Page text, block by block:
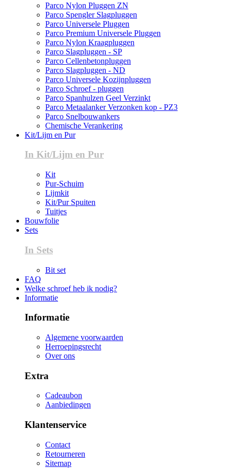
Parco Nylon Pluggen ZN
Parco Spengler Slagpluggen
Parco Universele Pluggen
Parco Premium Universele Pluggen
Parco Nylon Kraagpluggen
Parco Slagpluggen - SP
Parco Cellenbetonpluggen
Parco Slagpluggen - ND
Parco Universele Kozijnpluggen
Parco Schroef - pluggen
Parco Spanhulzen Geel Verzinkt
Parco Metaalanker Verzonken kop - PZ3
Parco Snelbouwankers
Chemische Verankering
Kit/Lijm en Pur
In Kit/Lijm en Pur
Kit
Pur-Schuim
Lijmkit
Kit/Pur Spuiten
Tuitjes
Bouwfolie
Sets
In Sets
Bit set
FAQ
Welke schroef heb ik nodig?
Informatie
Informatie
Algemene voorwaarden
Herroepingsrecht
Over ons
Extra
Cadeaubon
Aanbiedingen
Klantenservice
Contact
Retourneren
Sitemap